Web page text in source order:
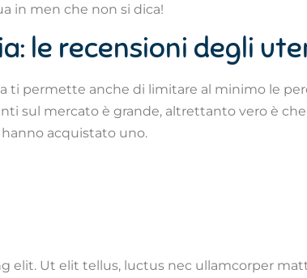
in men che non si dica!
le recensioni degli
ti permette anche di limitare al minimo le
sul mercato è grande, altrettanto vero è che
acquistato uno.
elit. Ut elit tellus, luctus nec ullamcorper